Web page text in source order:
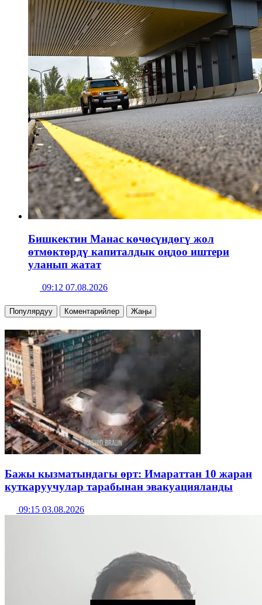
Бишкектин Манас көчөсүндөгү жол
өтмөктөрдү капиталдык оңдоо иштери
уланып жатат
09:12 07.08.2026
Популярдуу Коментарийлер Жаңы
Бажы кызматындагы өрт: Имараттан 10 жаран
куткаруучулар тарабынан эвакуацияланды
09:15 03.08.2026